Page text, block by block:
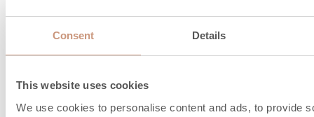
Consent Details
This website uses cookies
We use cookies to personalise content and ads, to provide
Distance minimale par
rapport à un mur non
combustible (dnon), mm
50
* La distance de sécurité pour le produit avec la